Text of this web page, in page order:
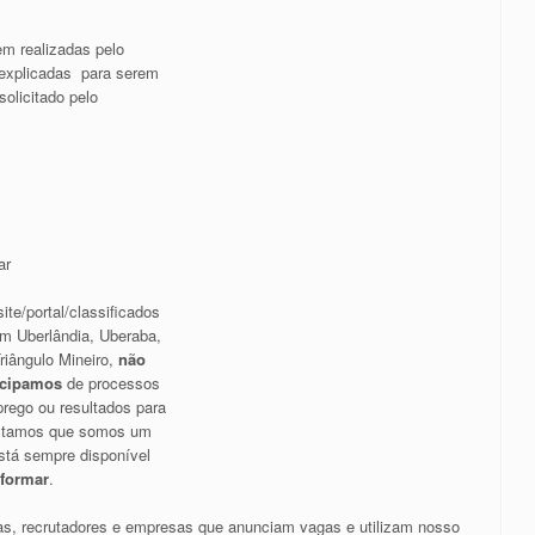
realizadas pelo
para serem
pelo
portal/classificados
Uberlândia, Uberaba,
Mineiro, não
de processos
ou resultados para
que somos um
sempre disponível
.
recrutadores e empresas que anunciam vagas e utilizam nosso